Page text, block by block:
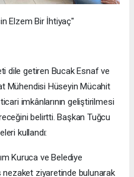
Elzem Bir İhtiyaç"
dile getiren Bucak Esnaf ve
Mühendisi Hüseyin Mücahit
imkânlarının geliştirilmesi
belirtti. Başkan Tuğcu
kullandı:
Kuruca ve Belediye
nezaket ziyaretinde bulunarak